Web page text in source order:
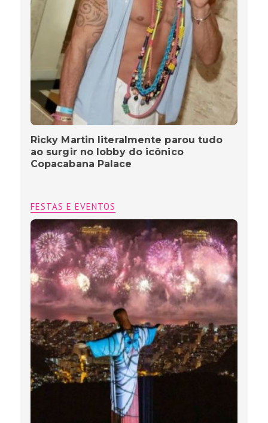
Ricky Martin literalmente parou tudo
ao surgir no lobby do icônico
Copacabana Palace
FESTAS E EVENTOS